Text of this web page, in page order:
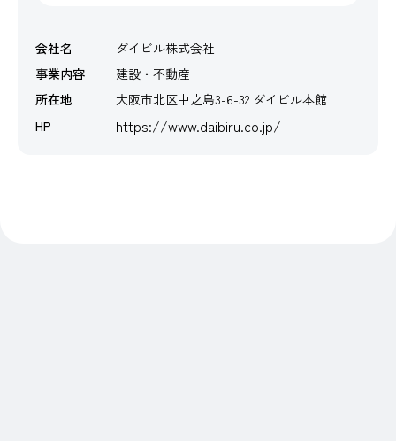
会社名
ダイビル株式会社
事業内容
建設・不動産
所在地
大阪市北区中之島3-6-32 ダイビル本館
HP
https://www.daibiru.co.jp/